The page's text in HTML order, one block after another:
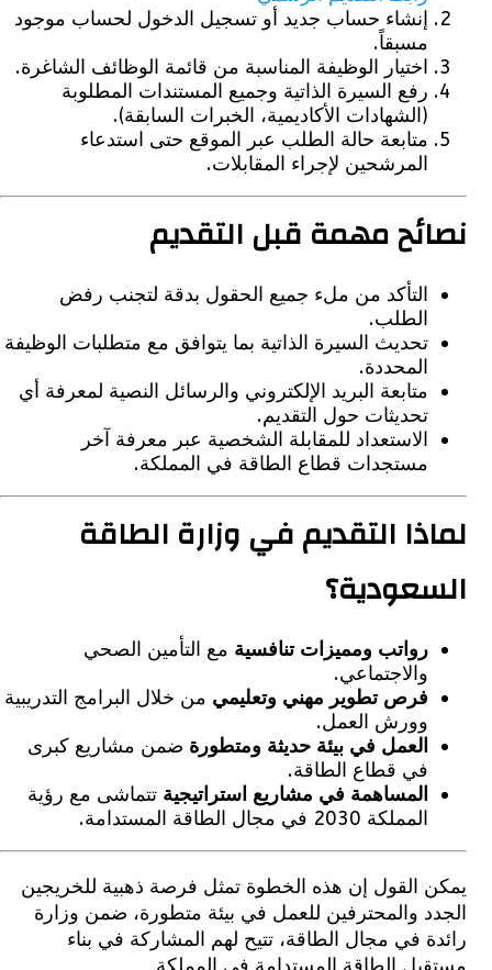
إنشاء حساب جديد أو تسجيل الدخول لحساب موجود
اختيار الوظيفة المناسبة من قائمة الوظائف الشاغرة.
رفع السيرة الذاتية وجميع المستندات المطلوبة
(الشهادات الأكاديمية، الخبرات السابقة).
متابعة حالة الطلب عبر الموقع حتى استدعاء
المرشحين لإجراء المقابلات.
مهمة قبل التقديم
التأكد من ملء جميع الحقول بدقة لتجنب رفض
تحديث السيرة الذاتية بما يتوافق مع متطلبات الوظيفة
المحددة.
متابعة البريد الإلكتروني والرسائل النصية لمعرفة أي
تحديثات حول التقديم.
الاستعداد للمقابلة الشخصية عبر معرفة آخر
مستجدات قطاع الطاقة في المملكة.
التقديم في وزارة الطاقة
رواتب ومميزات تنافسيةمع التأمين الصحي
والاجتماعي.
فرص تطوير مهني وتعليميمن خلال البرامج التدريبية
وورش العمل.
العمل في بيئة حديثة ومتطورةضمن مشاريع كبرى
في قطاع الطاقة.
المساهمة في مشاريع استراتيجيةتتماشى مع رؤية
المملكة 2030 في مجال الطاقة المستدامة.
القول إن هذه الخطوة تمثل فرصة ذهبية للخريجين
والمحترفين للعمل في بيئة متطورة، ضمن وزارة
في مجال الطاقة، تتيح لهم المشاركة في بناء